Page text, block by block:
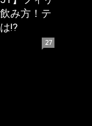
み方！テ
!?
27